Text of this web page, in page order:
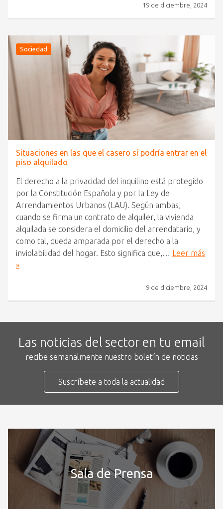
19 de diciembre, 2024
Sociedad
Situaciones en las que el casero sí podría entrar en el
piso alquilado
El derecho a la privacidad del inquilino está protegido
por la Constitución Española y por la Ley de
Arrendamientos Urbanos (LAU). Según ambas,
cuando se firma un contrato de alquiler, la vivienda
alquilada se considera el domicilio del arrendatario, y
como tal, queda amparada por el derecho a la
inviolabilidad del hogar. Esto significa que,… Leer más
»
9 de diciembre, 2024
Las noticias del sector en tu email
recibe semanalmente nuestro boletín de noticias
Suscríbete a toda la actualidad
Sala de Prensa